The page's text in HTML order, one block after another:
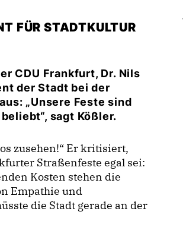
FÜR STADTKULTUR
CDU Frankfurt, Dr. Nils
der Stadt bei der
„Unsere Feste sind
sagt Kößler.
zusehen!“ Er kritisiert,
Straßenfeste egal sei:
Kosten stehen die
Empathie und
die Stadt gerade an der